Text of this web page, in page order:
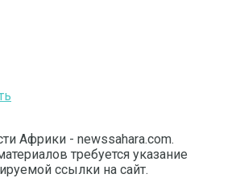
Африки - newssahara.com.
требуется указание
ссылки на сайт.